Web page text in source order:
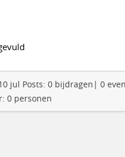
jul Posts: 0 bijdragen| 0
0 personen